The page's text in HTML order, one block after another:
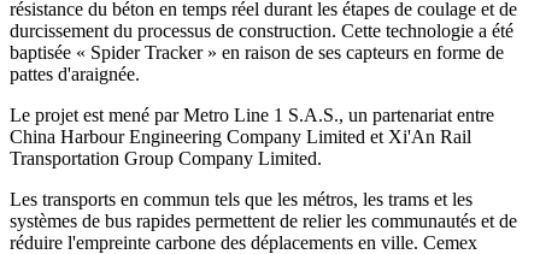
résistance du béton en temps réel durant les étapes de coulage et de
durcissement du processus de construction. Cette technologie a été
baptisée « Spider Tracker » en raison de ses capteurs en forme de
pattes d'araignée.
Le projet est mené par Metro Line 1 S.A.S., un partenariat entre
China Harbour Engineering Company Limited et Xi'An Rail
Transportation Group Company Limited.
Les transports en commun tels que les métros, les trams et les
systèmes de bus rapides permettent de relier les communautés et de
réduire l'empreinte carbone des déplacements en ville. Cemex